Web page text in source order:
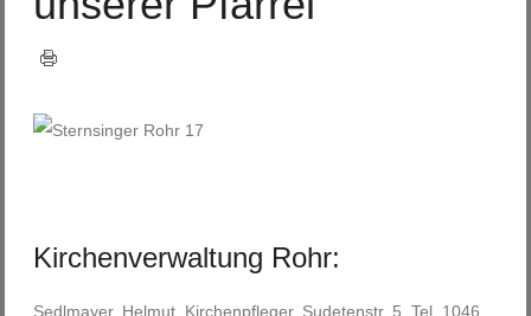
Kirchenverwaltung Rohr:
Sedlmayer, Helmut, Kirchenpfleger, Sudetenstr. 5, Tel. 1046